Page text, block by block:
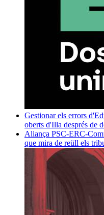
Gestionar els errors
oberts d'Illa després de
Aliança PSC-ERC-
que mira de reüll els